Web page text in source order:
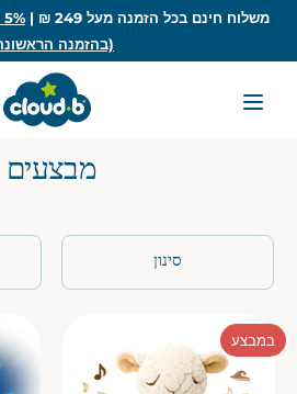
משלוח חינם בכל הזמנה מעל 249 ₪ |
(בהזמנה
חפש
מבצעים
סינון
במבצע